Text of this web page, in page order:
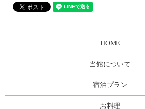
HOME
当館について
宿泊プラン
お料理